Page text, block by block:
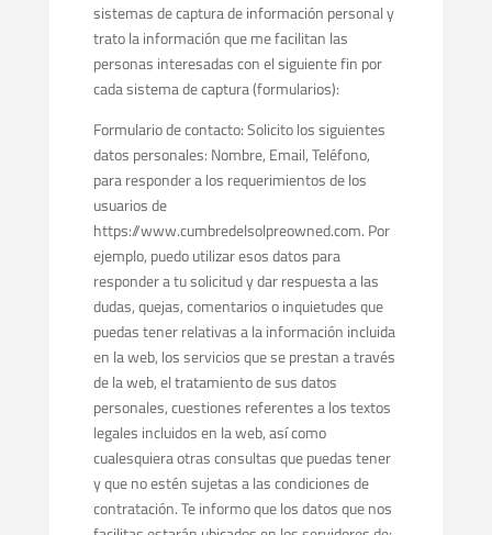
sistemas de captura de información personal y
trato la información que me facilitan las
personas interesadas con el siguiente fin por
cada sistema de captura (formularios):
Formulario de contacto: Solicito los siguientes
datos personales: Nombre, Email, Teléfono,
para responder a los requerimientos de los
usuarios de
https://www.cumbredelsolpreowned.com. Por
ejemplo, puedo utilizar esos datos para
responder a tu solicitud y dar respuesta a las
dudas, quejas, comentarios o inquietudes que
puedas tener relativas a la información incluida
en la web, los servicios que se prestan a través
de la web, el tratamiento de sus datos
personales, cuestiones referentes a los textos
legales incluidos en la web, así como
cualesquiera otras consultas que puedas tener
y que no estén sujetas a las condiciones de
contratación. Te informo que los datos que nos